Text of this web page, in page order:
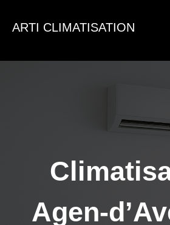
ARTI CLIMATISATION
Agen-